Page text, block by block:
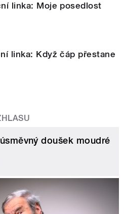
linka: Moje posedlost
linka: Když čáp přestane
doušek moudré